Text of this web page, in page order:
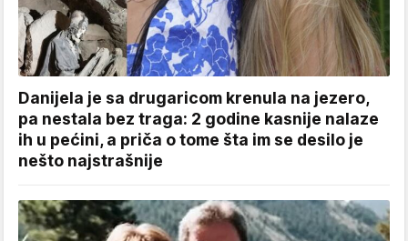
Danijela je sa drugaricom krenula na jezero,
pa nestala bez traga: 2 godine kasnije nalaze
ih u pećini, a priča o tome šta im se desilo je
nešto najstrašnije